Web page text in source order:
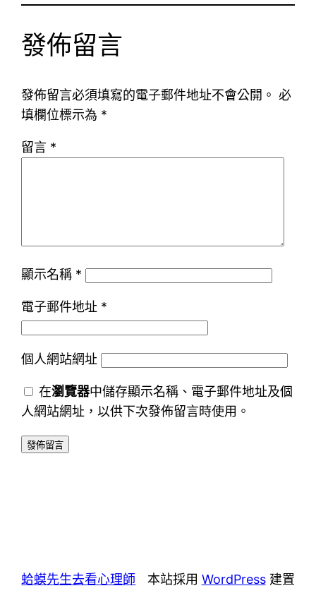
發佈留言
發佈留言必須填寫的電子郵件地址不會公開。 必
填欄位標示為 *
留言 *
顯示名稱 *
電子郵件地址 *
個人網站網址
在瀏覽器中儲存顯示名稱、電子郵件地址及個
人網站網址，以供下次發佈留言時使用。
蛤蟆先生去看心理師 本站採用 WordPress建置